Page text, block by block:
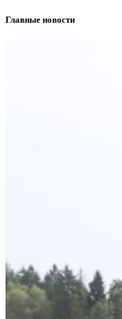
Главные новости